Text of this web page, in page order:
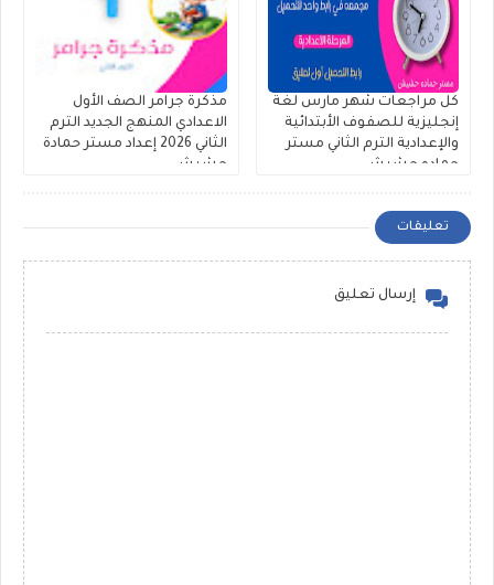
كل مراجعات شهر مارس لغة
إنجليزية للصفوف الأبتدائية
والإعدادية الترم الثاني مستر
حماده حشيش
مذكرة جرامر الصف الأول
الاعدادي المنهج الجديد الترم
الثاني 2026 إعداد مستر حمادة
حشيش
تعليقات
إرسال تعليق